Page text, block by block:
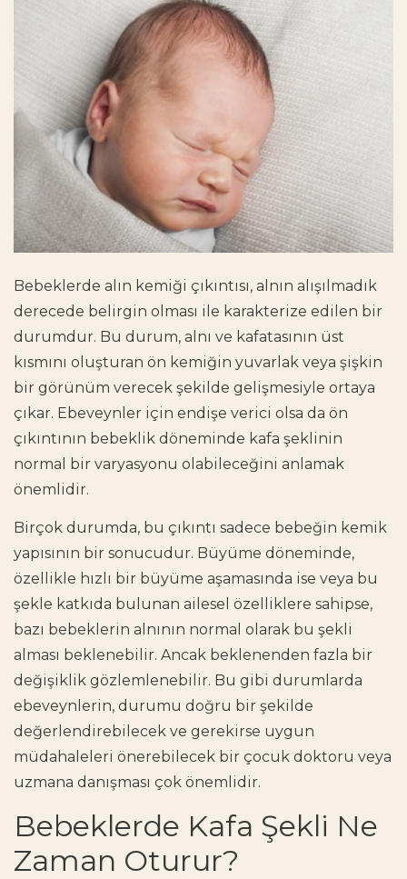
Bebeklerde alın kemiği çıkıntısı, alnın alışılmadık
derecede belirgin olması ile karakterize edilen bir
durumdur. Bu durum, alnı ve kafatasının üst
kısmını oluşturan ön kemiğin yuvarlak veya şişkin
bir görünüm verecek şekilde gelişmesiyle ortaya
çıkar. Ebeveynler için endişe verici olsa da ön
çıkıntının bebeklik döneminde kafa şeklinin
normal bir varyasyonu olabileceğini anlamak
önemlidir.
Birçok durumda, bu çıkıntı sadece bebeğin kemik
yapısının bir sonucudur. Büyüme döneminde,
özellikle hızlı bir büyüme aşamasında ise veya bu
şekle katkıda bulunan ailesel özelliklere sahipse,
bazı bebeklerin alnının normal olarak bu şekli
alması beklenebilir. Ancak beklenenden fazla bir
değişiklik gözlemlenebilir. Bu gibi durumlarda
ebeveynlerin, durumu doğru bir şekilde
değerlendirebilecek ve gerekirse uygun
müdahaleleri önerebilecek bir çocuk doktoru veya
uzmana danışması çok önemlidir.
Bebeklerde Kafa Şekli Ne
Zaman Oturur?